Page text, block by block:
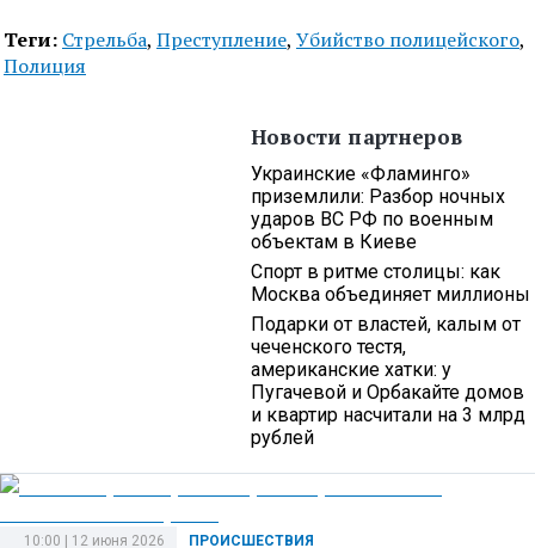
Теги: Стрельба, Преступление, Убийство полицейского,
Полиция
Новости партнеров
Украинские «Фламинго»
приземлили: Разбор ночных
ударов ВС РФ по военным
объектам в Киеве
Спорт в ритме столицы: как
Москва объединяет миллионы
Подарки от властей, калым от
чеченского тестя,
американские хатки: у
Пугачевой и Орбакайте домов
и квартир насчитали на 3 млрд
рублей
ПРОИСШЕСТВИЯ
10:00 | 12 июня 2026